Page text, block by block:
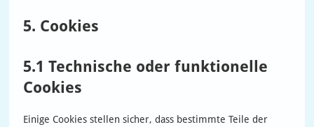
5. Cookies
5.1 Technische oder funktionelle
Cookies
Einige Cookies stellen sicher, dass bestimmte Teile der